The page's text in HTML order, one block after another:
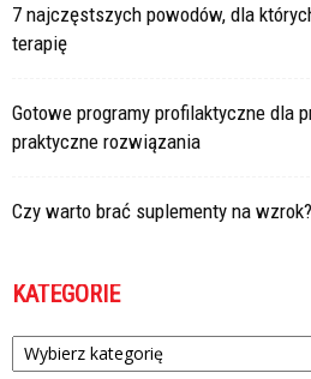
7 najczęstszych powodów, dla
terapię
Gotowe programy profilaktyczne dla
praktyczne rozwiązania
Czy warto brać suplementy na wzrok?
KATEGORIE
Kategorie